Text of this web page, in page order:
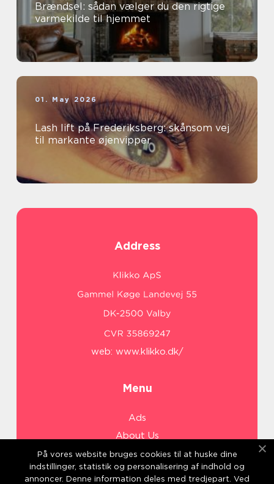
Brændsel: sådan vælger du den rigtige
varmekilde til hjemmet
01. May 2026
Lash lift på Frederiksberg: skånsom vej
til markante øjenvipper
Address
web: www.klikko.dk/
Menu
Ads
About Us
Cookies
Contact
På vores website bruges cookies til at huske dine
indstillinger, statistik og personalisering af indhold og
annoncer. Denne information deles med tredjepart. Ved